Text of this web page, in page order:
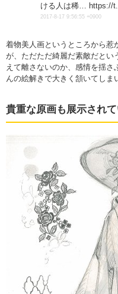
ける人は稀… https://
2017-8-17 9:56:55 +0900
着物美人画というところから惹
が、ただただ綺麗だ素敵だとい
えて離さないのか、感情を揺さ
んの絵解きで大きく頷いてしま
貴重な原画も展示されて